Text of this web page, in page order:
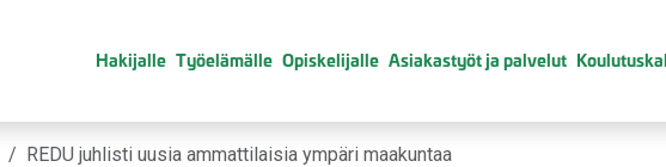
Hakijalle Työelämälle Opiskelijalle Asiakastyöt ja palvelut
REDU juhlisti uusia ammattilaisia ympäri maakuntaa